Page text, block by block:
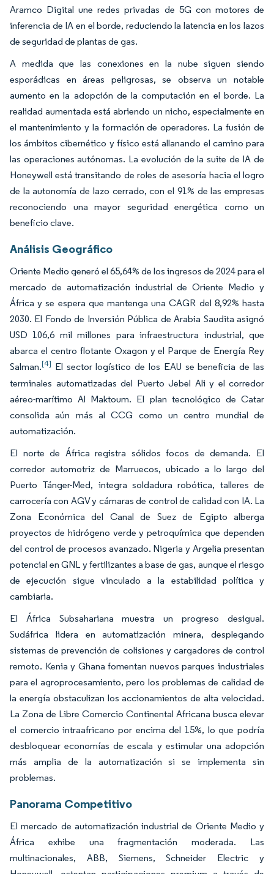
Aramco Digital une redes privadas de 5G con motores de
inferencia de IA en el borde, reduciendo la latencia en los lazos
de seguridad de plantas de gas.
A medida que las conexiones en la nube siguen siendo
esporádicas en áreas peligrosas, se observa un notable
aumento en la adopción de la computación en el borde. La
realidad aumentada está abriendo un nicho, especialmente en
el mantenimiento y la formación de operadores. La fusión de
los ámbitos cibernético y físico está allanando el camino para
las operaciones autónomas. La evolución de la suite de IA de
Honeywell está transitando de roles de asesoría hacia el logro
de la autonomía de lazo cerrado, con el 91% de las empresas
reconociendo una mayor seguridad energética como un
beneficio clave.
Análisis Geográfico
Oriente Medio generó el 65,64% de los ingresos de 2024 para el
mercado de automatización industrial de Oriente Medio y
África y se espera que mantenga una CAGR del 8,92% hasta
2030. El Fondo de Inversión Pública de Arabia Saudita asignó
USD 106,6 mil millones para infraestructura industrial, que
abarca el centro flotante Oxagon y el Parque de Energía Rey
Salman.[4] El sector logístico de los EAU se beneficia de las
terminales automatizadas del Puerto Jebel Ali y el corredor
aéreo-marítimo Al Maktoum. El plan tecnológico de Catar
consolida aún más al CCG como un centro mundial de
automatización.
El norte de África registra sólidos focos de demanda. El
corredor automotriz de Marruecos, ubicado a lo largo del
Puerto Tánger-Med, integra soldadura robótica, talleres de
carrocería con AGV y cámaras de control de calidad con IA. La
Zona Económica del Canal de Suez de Egipto alberga
proyectos de hidrógeno verde y petroquímica que dependen
del control de procesos avanzado. Nigeria y Argelia presentan
potencial en GNL y fertilizantes a base de gas, aunque el riesgo
de ejecución sigue vinculado a la estabilidad política y
cambiaria.
El África Subsahariana muestra un progreso desigual.
Sudáfrica lidera en automatización minera, desplegando
sistemas de prevención de colisiones y cargadores de control
remoto. Kenia y Ghana fomentan nuevos parques industriales
para el agroprocesamiento, pero los problemas de calidad de
la energía obstaculizan los accionamientos de alta velocidad.
La Zona de Libre Comercio Continental Africana busca elevar
el comercio intraafricano por encima del 15%, lo que podría
desbloquear economías de escala y estimular una adopción
más amplia de la automatización si se implementa sin
problemas.
Panorama Competitivo
El mercado de automatización industrial de Oriente Medio y
África exhibe una fragmentación moderada. Las
multinacionales, ABB, Siemens, Schneider Electric y